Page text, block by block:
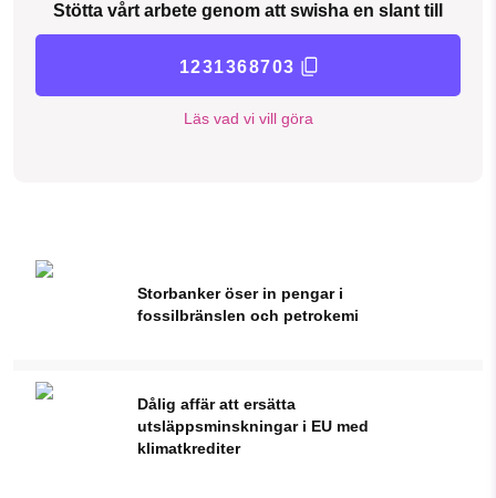
Stötta vårt arbete genom att swisha en slant till
1231368703
Läs vad vi vill göra
Storbanker öser in pengar i
fossilbränslen och petrokemi
Dålig affär att ersätta
utsläppsminskningar i EU med
klimatkrediter